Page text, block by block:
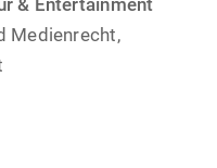
& Entertainment
Medienrecht,